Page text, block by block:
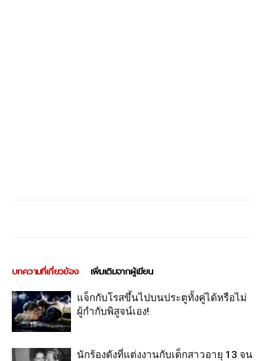
บทความที่เกี่ยวข้อง เพิ่มเติมจากผู้เขียน
แจ็กกับโรสขึ้นไปบนประตูทั้งคู่ได้หรือไม่
ผู้กำกับพิสูจน์เอง!
นักร้องดังที่แต่งงานกับเด็กสาวอายุ 13 จน